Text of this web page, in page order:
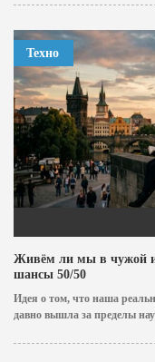
Техно
Живём ли мы в чужой
шансы 50/50
Идея о том, что наша
давно вышла за пределы